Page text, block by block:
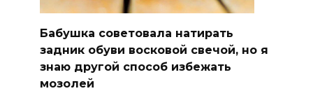
Бабушка советовала натирать
задник обуви восковой свечой, но я
знаю другой способ избежать
мозолей